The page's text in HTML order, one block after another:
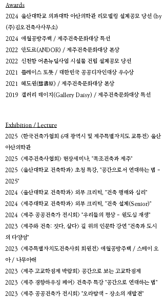
Awards
2024 울산대학교 의과대학 아산의학관 리모델링 설계공모 당선 ​ (by
(주)김오건축사사무소)
2024 애월공방주택 / 제주건축문화대상 특선
2022 안도르(ANDOR) / 제주건축문화대상 본상
2022 신천항 어촌뉴딜사업 시설물 건립 설계공모 당선
2021 플레이스 또똣 / 대한민국 공공디자인대상 우수상
2021 혜도원(彗濤原) / 제주건축문화대상 본상
2019 갤러리 데이지(Gallery Daisy) /제주건축문화대상 특선
​Exhibition / Lecture
2025 <한국건축가협회 6대 광역시 및 제주특별자치도 교류전> 울산
아산의학관
2025 <제주건축사협회> 현장세미나, "목조건축과 제주"
2025 <울산대학교 건축학과> 초청 특강, "공간으로서 연대하는 법 -
2025"
2024 <울산대학교 건축학과> 외부 크리틱, "건축 행태와 심리"
2024 <제주대학교 건축학과> 외부 크리틱, "건축 설계(Senior)"
2024 <제주 공공건축가 전시회> "우리들의 평상 - 원도심 재생"
2023 <제주와 건축: 짓다, 살다> 길 위의 인문학 강연 "건축과 도시
의 다양성"
2023 <제주특별자치도건축사회 회원전> 애월공방주택 / 스테이 오
아 / 나무아래
2023 <제주 고교학점제 박람회> 공간으로 보는 고교학점제
2023 <제주 경향하우징 페어> 건축주 특강 "공간으로 연대하는 법"
2023 <제주 공공건축가 전시회> "오라탐색 - 장소의 재발견"